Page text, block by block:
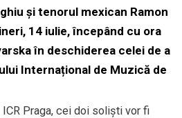
și tenorul mexican Ramon
14 iulie, începând cu ora
în deschiderea celei de a
Internațional de Muzică de
Praga, cei doi soliști vor fi